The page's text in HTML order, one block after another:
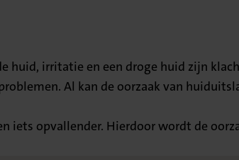
huid, irritatie en een droge huid zijn
Al kan de oorzaak van
iets opvallender. Hierdoor wordt de